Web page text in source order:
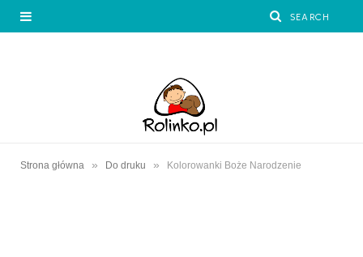
Strona główna » Do druku » Kolorowanki Boże Narodzenie